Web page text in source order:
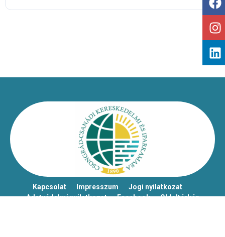
Kapcsolat Impresszum
Jogi nyilatkozat
Adatvédelmi nyilatkozat
Facebook Oldaltérkép